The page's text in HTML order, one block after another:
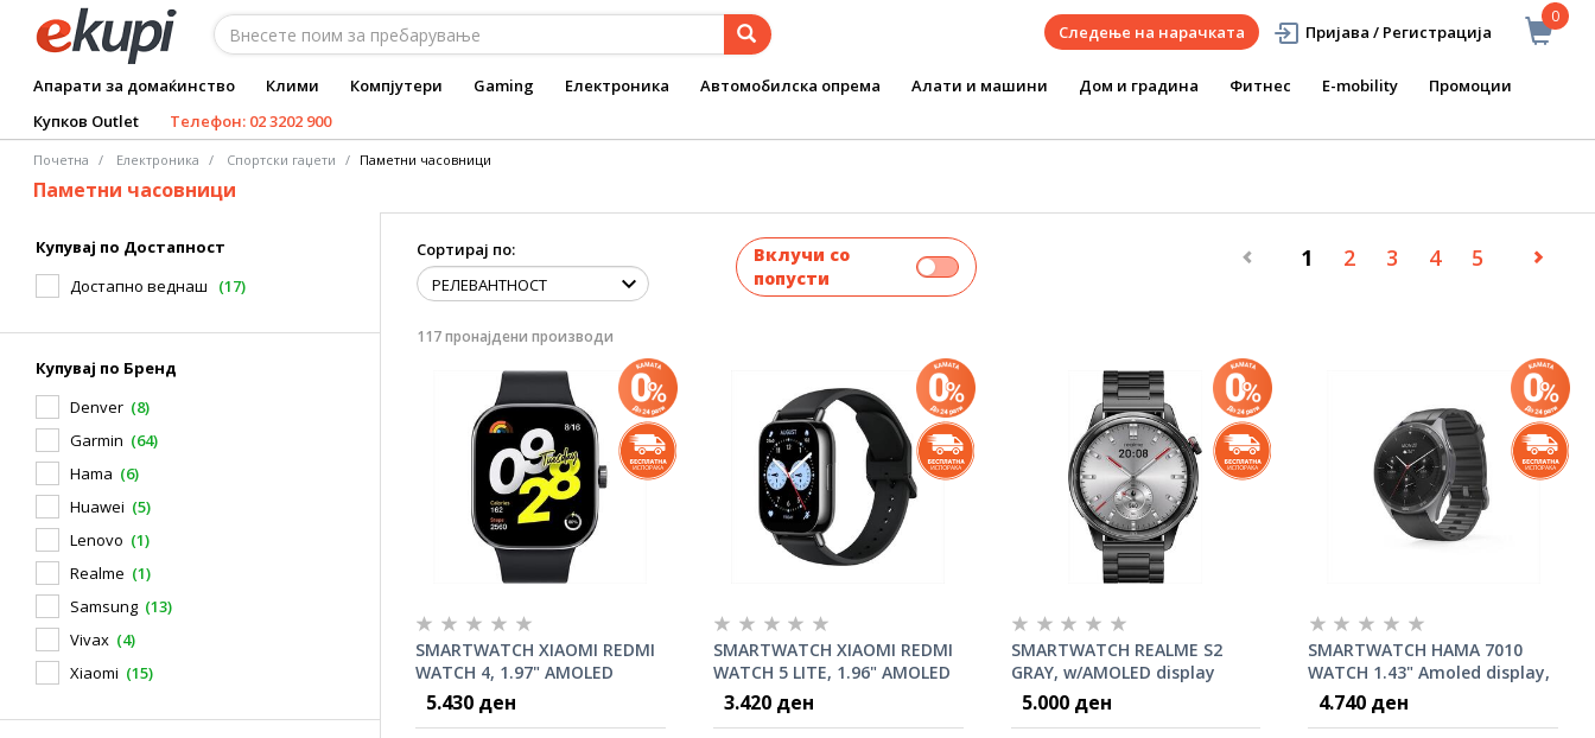
0
Следење на нарачката Пријава / Регистрација
Апарати за домаќинство Клими Компјутери Gaming Електроника Автомобилска опрема Алати и машини Дом и градина Фитнес E-mobility
Промоции
Купков Outlet
Телефон: 02 3202 900
Почетна Електроника Спортски гаџети Паметни часовници
Паметни часовници
Купувај по Достапност
Достапно веднаш
(17)
Купувај по Бренд
Denver (8)
Garmin (64)
Hama (6)
Huawei (5)
Lenovo (1)
Realme (1)
Samsung (13)
Vivax (4)
Xiaomi (15)
Сортирај по:
Вклучи со
попусти
1 2 3 4 5
117 пронајдени производи
SMARTWATCH XIAOMI REDMI
WATCH 4, 1.97" AMOLED
display (150+ sports modes)
OBSIDIAN BLACK
5.430 ден
SMARTWATCH XIAOMI REDMI
WATCH 5 LITE, 1.96" AMOLED
display (150+ sports modes)
BLACK
3.420 ден
SMARTWATCH REALME S2
GRAY, w/AMOLED display
1.43",IP68
5.000 ден
SMARTWATCH HAMA 7010
WATCH 1.43" Amoled display,
Phone Function, Black 178618
4.740 ден